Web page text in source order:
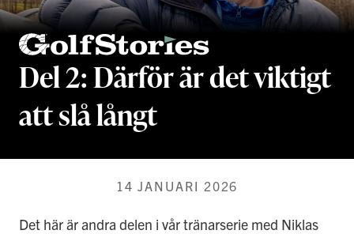
Del 2: Därför är det viktigt
att slå långt
14 JANUARI 2026
Det här är andra delen i vår tränarserie med Niklas